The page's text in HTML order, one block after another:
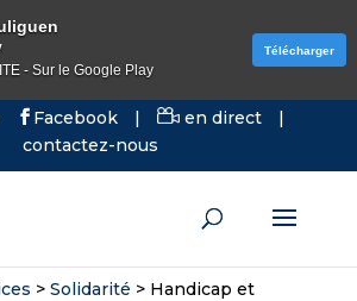
Facebook | en direct
|
contactez-nous
> Solidarité > Handicap et
- Sur le Google Play
Télécharger